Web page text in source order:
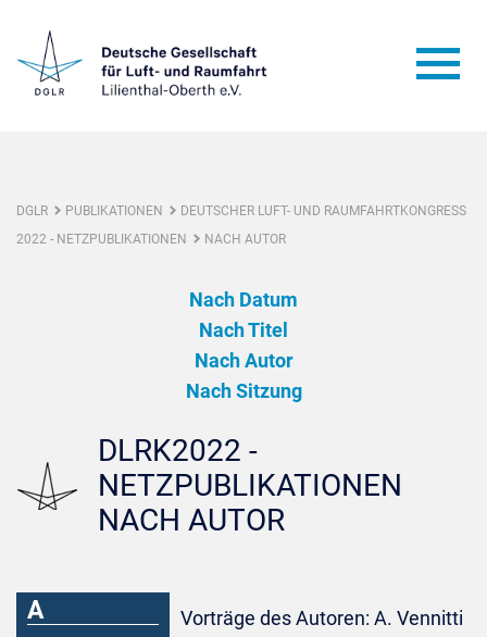
DGLR PUBLIKATIONEN
DEUTSCHER LUFT- UND RAUMFAHRTKONGRESS
2022 - NETZPUBLIKATIONEN
NACH AUTOR
Nach Datum
Nach Titel
Nach Autor
Nach Sitzung
DLRK2022 -
NETZPUBLIKATIONEN
NACH AUTOR
A Vorträge des Autoren: A. Vennitti